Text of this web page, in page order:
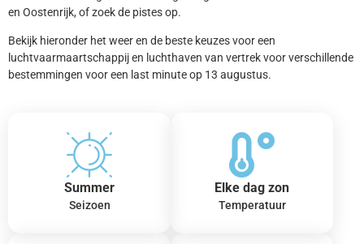
en Oostenrijk, of zoek de pistes op.
Bekijk hieronder het weer en de beste keuzes voor een
luchtvaarmaartschappij en luchthaven van vertrek voor verschillende
bestemmingen voor een last minute op 13 augustus.
Summer
Seizoen
Elke dag zon
Temperatuur